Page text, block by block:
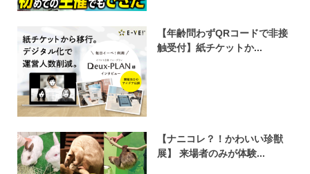
【年齢問わずQRコードで非接
触受付】紙チケットか...
【ナニコレ？！かわいい珍獣
展】 来場者のみが体験...